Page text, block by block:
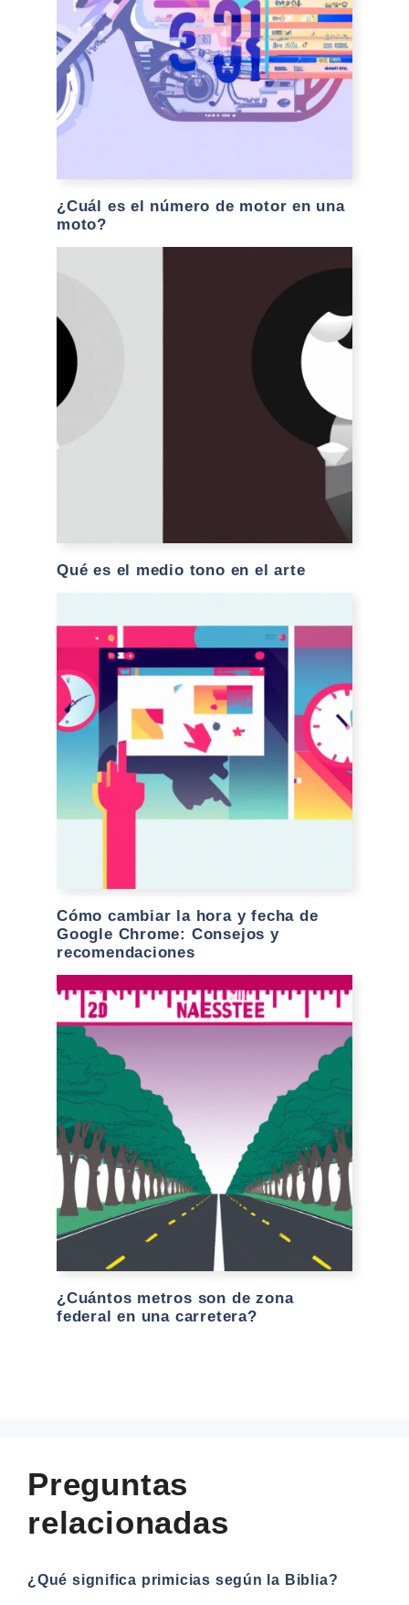
¿Cuál es el número de motor en una
moto?
Qué es el medio tono en el arte
Cómo cambiar la hora y fecha de
Google Chrome: Consejos y
recomendaciones
¿Cuántos metros son de zona
federal en una carretera?
Preguntas
relacionadas
¿Qué significa primicias según la Biblia?